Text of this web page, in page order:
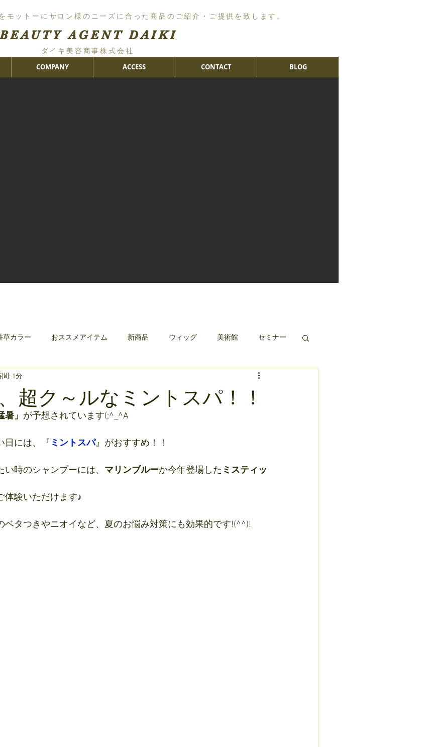
モットーにサロン様のニーズに合った商品のご紹介・ご提供を致します。
BEAUTY AGENT DAIKI
COMPANY ACCESS CONTACT BLOG
ダイキ美容商事株式会社
草カラー おススメアイテム 新商品 ウィッグ 美術館 セミナー
レージュ
超ク～ルなミントスパ！！
: 1分
暑」 が予想されています(;^_^A
日には、『 ミントスパ』がおすすめ！！
時のシャンプーには、 マリンブルーか今年登場した ミスティッ
体験いただけます♪
ベタつきやニオイなど、夏のお悩み対策にも効果的です!(^^)!